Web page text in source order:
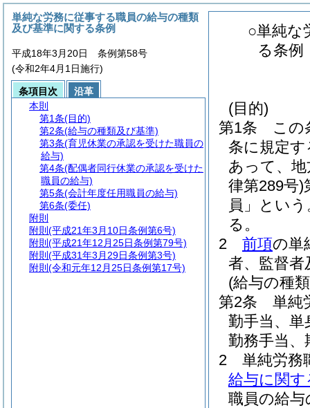
○単純な
る条例
(目的)
第1条
この
条に規定
あって、
律第289号)
員」という
る。
2
前項の単
者、監督
(給与の種
第2条
単純
勤手当、単
勤務手当、
2
単純労務
給与に関す
職員の給
単純な労務に従事する職員の給与の種類
及び基準に関する条例
平成18年3月20日 条例第58号
(令和2年4月1日施行)
条項目次
沿革
本則
第1条(目的)
第2条(給与の種類及び基準)
第3条(育児休業の承認を受けた職員の
給与)
第4条(配偶者同行休業の承認を受けた
職員の給与)
第5条(会計年度任用職員の給与)
第6条(委任)
附則
附則 (平成21年3月10日条例第6号)
附則 (平成21年12月25日条例第79号)
附則 (平成31年3月29日条例第3号)
附則 (令和元年12月25日条例第17号)